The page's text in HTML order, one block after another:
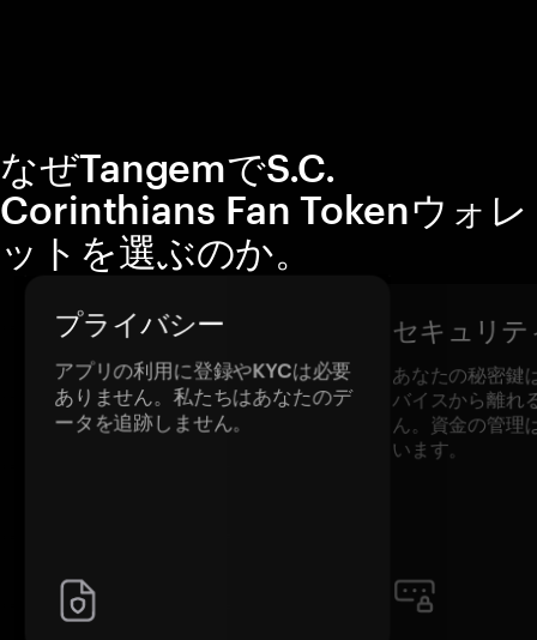
なぜTangemでS.C.
Corinthians Fan Tokenウォレ
ットを選ぶのか。
プライバシー
アプリの利用に登録やKYCは必要
ありません。私たちはあなたのデ
ータを追跡しません。
セキュリテ
あなたの秘密鍵
バイスから離れ
ん。資金の管理
います。